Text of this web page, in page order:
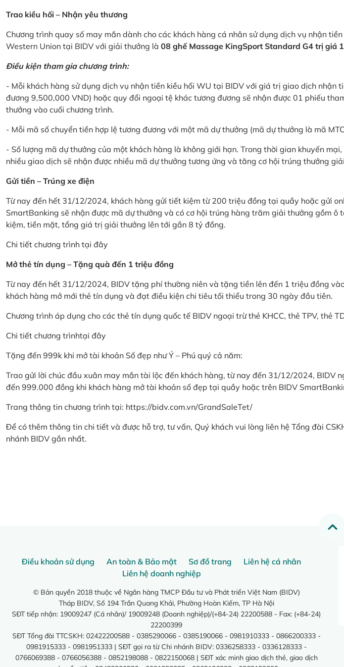
Trao kiều hối – Nhận yêu thương
Chương trình quay số may mắn dành cho các khách hàng cá nhân sử dụng dịch vụ nhận
Western Union tại BIDV với giải thưởng là 08 ghế Massage KingSport Standard G4 trị giá
Điều kiện tham gia chương trình:
- Mỗi khách hàng sử dụng dịch vụ nhận tiền kiều hối WU tại BIDV với giá trị giao dịch nhận
đương 9,500,000 VND) hoặc quy đổi ngoại tệ khác tương đương sẽ nhận được 01 phiếu
thưởng vào cuối chương trình.
- Mỗi mã số chuyển tiền hợp lệ tương đương với một mã dự thưởng (mã dự thưởng là mã
- Số lượng mã dự thưởng của một khách hàng là không giới hạn. Trong thời gian khuyến
nhiều giao dịch sẽ nhận được nhiều mã dự thưởng tương ứng và tăng cơ hội trúng thưởng
Gửi tiền – Trúng xe điện
Từ nay đến hết 31/12/2024, khách hàng gửi tiết kiệm từ 200 triệu đồng tại quầy hoặc gửi
SmartBanking sẽ nhận được mã dự thưởng và có cơ hội trúng hàng trăm giải thưởng gồm ô
kiệm, tiền mặt, tổng giá trị giải thưởng lên tới gần 8 tỷ đồng.
Chi tiết chương trình tại đây
Mở thẻ tín dụng – Tặng quà đến 1 triệu đồng
Từ nay đến hết 31/12/2024, BIDV tặng phí thường niên và tặng tiền lên đến 1 triệu đồng
khách hàng mở mới thẻ tín dụng và đạt điều kiện chi tiêu tối thiểu trong 30 ngày đầu tiên.
Chương trình áp dụng cho các thẻ tín dụng quốc tế BIDV ngoại trừ thẻ KHCC, thẻ TPV, thẻ
Chi tiết chương trìnhtại đây
Tặng đến 999k khi mở tài khoản Số đẹp như Ý – Phú quý cả năm:
Trao gửi lời chúc đầu xuân may mắn tài lộc đến khách hàng, từ nay đến 31/12/2024, BIDV
đến 999.000 đồng khi khách hàng mở tài khoản số đẹp tại quầy hoặc trên BIDV
Trang thông tin chương trình tại: https://bidv.com.vn/GrandSaleTet/
Để có thêm thông tin chi tiết và được hỗ trợ, tư vấn, Quý khách vui lòng liên hệ Tổng đài
nhánh BIDV gần nhất.
Điều khoản sử dụng An toàn & Bảo mật Sơ đồ trang
Liên hệ cá nhân
Liên hệ doanh nghiệp
© Bản quyền 2018 thuộc về Ngân hàng TMCP Đầu tư và Phát triển Việt Nam (BIDV)
Tháp BIDV, Số 194 Trần Quang Khải, Phường Hoàn Kiếm, TP Hà Nội
SĐT tiếp nhận: 19009247 (Cá nhân)/ 19009248 (Doanh nghiệp)/(+84-24) 22200588 - Fax: (+84-24)
22200399
SĐT Tổng đài TTCSKH: 02422200588 - 0385290066 - 0385190066 - 0981910333 - 0866200333 -
0981915333 - 0981951333 | SĐT gọi ra từ Chi nhánh BIDV: 0336258333 - 0336128333 -
0766069388 - 0766056388 - 0852198088 - 0822150068 | SĐT xác minh giao dịch thẻ, giao dịch